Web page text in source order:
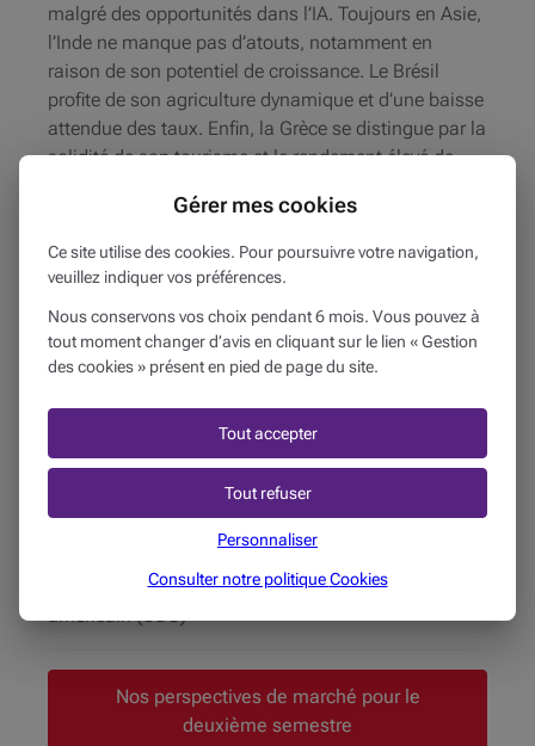
malgré des opportunités dans l’IA. Toujours en Asie,
l’Inde ne manque pas d’atouts, notamment en
raison de son potentiel de croissance. Le Brésil
profite de son agriculture dynamique et d’une baisse
attendue des taux. Enfin, la Grèce se distingue par la
solidité de son tourisme et le rendement élevé de
découvrez notre bilan du premier semestre et notre
vision stratégique pour la seconde moitié de l’année.
Nos conseillers se tiennent toujours à votre
disposition pour de plus amples explications.
1. Bloomberg, Trump Says Again He’ll Set Unilateral
Tariffs in Two Weeks, 12/06/2025
2. The Federal Reserve, chiffres au 12/06/2025
3. Évaluation du Bureau du budget du Congrès
américain (CBO)
Nos perspectives de marché pour le
deuxième semestre
Gérer mes cookies
Ce site utilise des cookies. Pour poursuivre votre navigation,
veuillez indiquer vos préférences.
Nous conservons vos choix pendant 6 mois. Vous pouvez à
tout moment changer d’avis en cliquant sur le lien « Gestion
des cookies » présent en pied de page du site.
Tout accepter
Tout refuser
Personnaliser
Consulter notre politiqueCookies